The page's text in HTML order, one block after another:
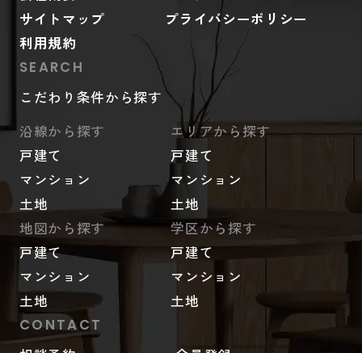
サイトマップ
プライバシーポリシー
利用規約
SEARCH
こだわり条件から探す
沿線から探す
戸建て
マンション
土地
エリアから探す
戸建て
マンション
土地
地図から探す
戸建て
マンション
土地
学区から探す
戸建て
マンション
土地
CONTACT